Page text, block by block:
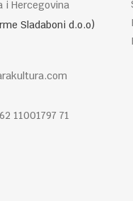
i Hercegovina
Sladaboni d.o.o)
11001797 71